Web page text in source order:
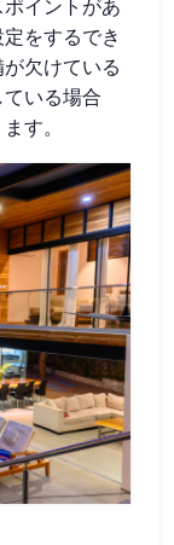
イントがあ
をするでき
欠けている
いる場合
す。